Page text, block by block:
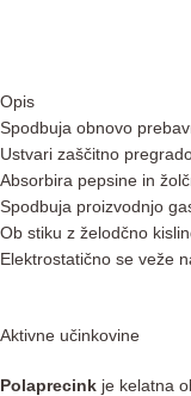
Opis
Spodbuja obnovo
Ustvari zaščitno
Absorbira pepsine in
Spodbuja proizvodnjo
Ob stiku z želodčno
Elektrostatično se veže
Aktivne učinkovine
Polaprecink je kelatna